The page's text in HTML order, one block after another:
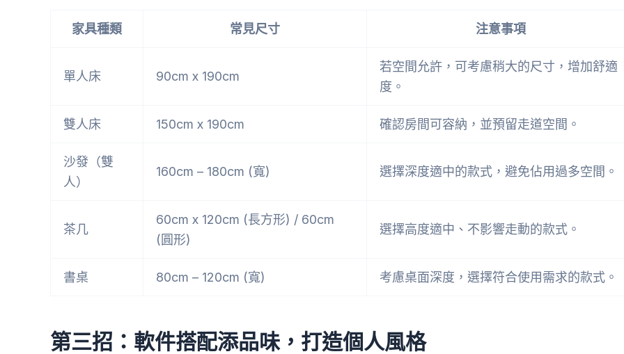
家具種類 常見尺寸 注意事項
單人床 90cm x 190cm
若空間允許，可考慮稍大的尺寸，增加舒適
度。
雙人床 150cm x 190cm 確認房間可容納，並預留走道空間。
沙發（雙
人）
160cm – 180cm (寬) 選擇深度適中的款式，避免佔用過多空間。
茶几
60cm x 120cm (長方形) / 60cm
(圓形)
選擇高度適中、不影響走動的款式。
書桌 80cm – 120cm (寬) 考慮桌面深度，選擇符合使用需求的款式。
第三招：軟件搭配添品味，打造個人風格